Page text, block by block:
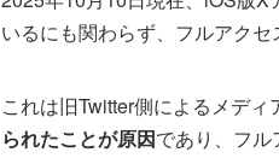
いるにも関わらず、フルアクセ
これは旧Twitter側によるメディ
られたことが原因であり、フル